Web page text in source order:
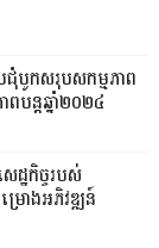
ជុំបូកសរុបសកម្មភាព
បន្តឆ្នាំ២០២៤
េដ្ឋកិច្ចរបស់
ោងអភិវឌ្ឍន៍